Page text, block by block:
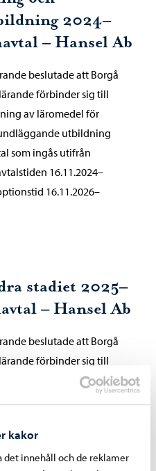
kakor
det innehåll och de reklamer
2024–
– Hansel Ab
beslutade att Borgå
förbinder sig till
av läromedel för
utbildning
som ingås utifrån
16.11.2024–
16.11.2026–
stadiet 2025–
– Hansel Ab
beslutade att Borgå
förbinder sig till
av läromedel för andra
15.2.2027–14.2.2029.